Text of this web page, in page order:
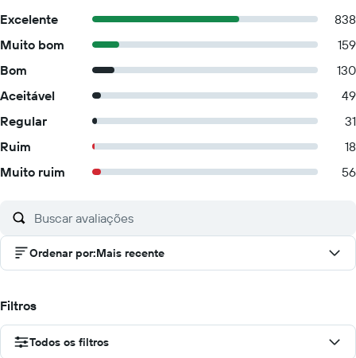
Excelente
838
Muito bom
159
Bom
130
Aceitável
49
Regular
31
Ruim
18
Muito ruim
56
Ordenar por:Mais recente
Filtros
Todos os filtros